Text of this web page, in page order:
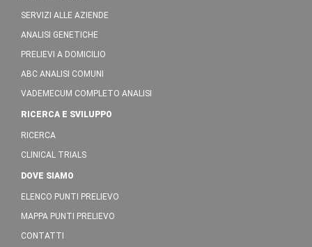
SERVIZI ALLE AZIENDE
ANALISI GENETICHE
PRELIEVI A DOMICILIO
ABC ANALISI COMUNI
VADEMECUM COMPLETO ANALISI
RICERCA E SVILUPPO
RICERCA
CLINICAL TRIALS
DOVE SIAMO
ELENCO PUNTI PRELIEVO
MAPPA PUNTI PRELIEVO
CONTATTI